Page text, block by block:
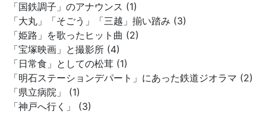
「国鉄調子」のアナウンス (1)
「大丸」「そごう」「三越」揃い踏み (3)
「姫路」を歌ったヒット曲 (2)
「宝塚映画」と撮影所 (4)
「日常食」としての松茸 (1)
「明石ステーションデパート」にあった鉄道ジオラマ (2)
「県立病院」 (1)
「神戸へ行く」 (3)